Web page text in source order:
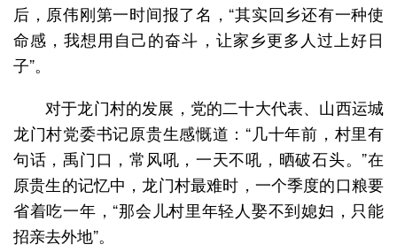
后，原伟刚第一时间报了名，“其实回乡还有一种使
命感，我想用自己的奋斗，让家乡更多人过上好日
子”。
对于龙门村的发展，党的二十大代表、山西运城
龙门村党委书记原贵生感慨道：“几十年前，村里有
句话，禹门口，常风吼，一天不吼，晒破石头。”在
原贵生的记忆中，龙门村最难时，一个季度的口粮要
省着吃一年，“那会儿村里年轻人娶不到媳妇，只能
招亲去外地”。